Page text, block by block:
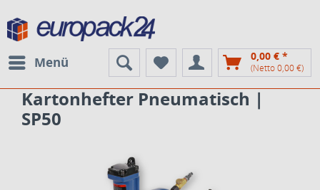
Menü 0,00 € *
(Netto 0,00 €)
Kartonhefter Pneumatisch |
SP50